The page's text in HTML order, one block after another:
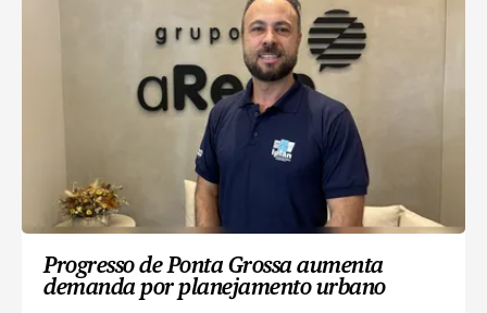
Progresso de Ponta Grossa aumenta
demanda por planejamento urbano